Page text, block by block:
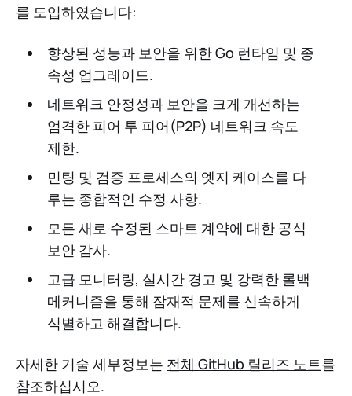
를 도입하였습니다:
향상된 성능과 보안을 위한 Go 런타임 및 종
속성 업그레이드.
네트워크 안정성과 보안을 크게 개선하는
엄격한 피어 투 피어(P2P) 네트워크 속도
제한.
민팅 및 검증 프로세스의 엣지 케이스를 다
루는 종합적인 수정 사항.
모든 새로 수정된 스마트 계약에 대한 공식
보안 감사.
고급 모니터링, 실시간 경고 및 강력한 롤백
메커니즘을 통해 잠재적 문제를 신속하게
식별하고 해결합니다.
자세한 기술 세부정보는 전체 GitHub 릴리즈 노트를
참조하십시오.